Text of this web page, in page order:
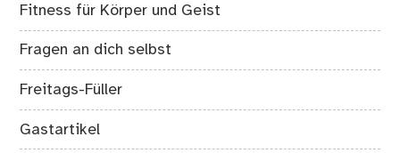
Fitness für Körper und Geist
Fragen an dich selbst
Freitags-Füller
Gastartikel